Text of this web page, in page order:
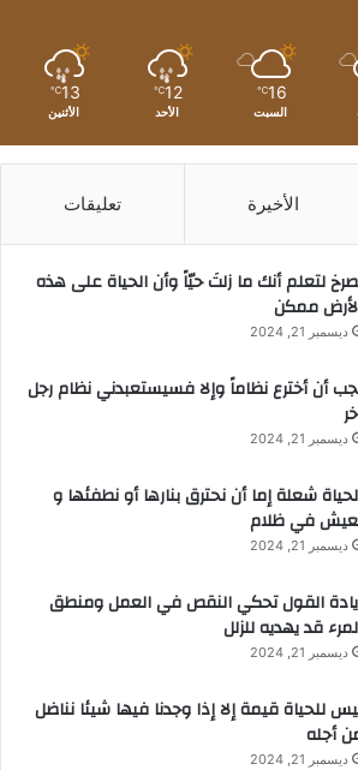
16
℃
السبت
12
℃
الأحد
13
℃
الأثنين
الأخيرة تعليقات
لتعلم أنك ما زلتَ حيّاً وأن الحياة على هذه
ممكن
ديسمبر 21, 2024
أن أخترع نظاماً وإلا فسيستعبدني نظام رجل
ديسمبر 21, 2024
شعلة إما أن نحترق بنارها أو نطفئها و
في ظلام
ديسمبر 21, 2024
القول تحكي النقص في العمل ومنطق
قد يهديه للزلل
ديسمبر 21, 2024
للحياة قيمة إلا إذا وجدنا فيها شيئا نناضل
أجله
ديسمبر 21, 2024